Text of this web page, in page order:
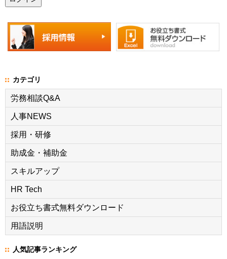
カテゴリ
労務相談Q&A
人事NEWS
採用・研修
助成金・補助金
スキルアップ
HR Tech
お役立ち書式無料ダウンロード
用語説明
人気記事ランキング